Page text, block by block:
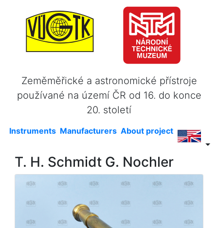
Zeměměřické a astronomické přístroje
používané na území ČR od 16. do konce
20. století
Instruments Manufacturers About project
T. H. Schmidt G. Nochler